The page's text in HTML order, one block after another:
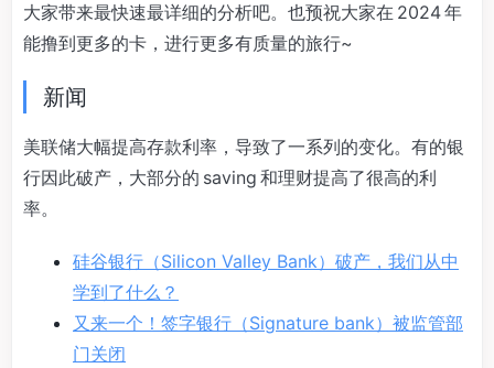
大家带来最快速最详细的分析吧。也预祝大家在 2024 年
能撸到更多的卡，进行更多有质量的旅行~
新闻
美联储大幅提高存款利率，导致了一系列的变化。有的银
行因此破产，大部分的 saving 和理财提高了很高的利
率。
硅谷银行（Silicon Valley Bank）破产，我们从中
学到了什么？
又来一个！签字银行（Signature bank）被监管部
门关闭